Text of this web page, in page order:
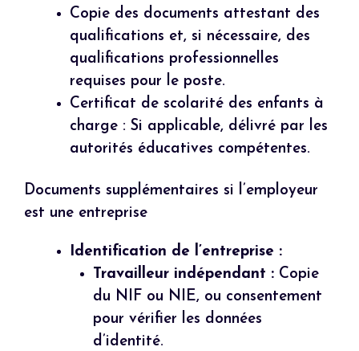
Copie des documents attestant des
qualifications et, si nécessaire, des
qualifications professionnelles
requises pour le poste.
Certificat de scolarité des enfants à
charge : Si applicable, délivré par les
autorités éducatives compétentes.
Documents supplémentaires si l’employeur
est une entreprise
Identification de l’entreprise :
Travailleur indépendant :Copie
du NIF ou NIE, ou consentement
pour vérifier les données
d’identité.